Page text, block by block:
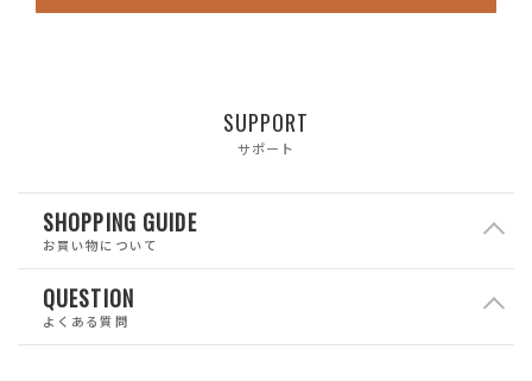
SUPPORT
サポート
SHOPPING GUIDE
お買い物について
QUESTION
よくある質問